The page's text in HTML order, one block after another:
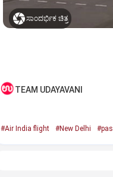
ಸಾಂದರ್ಭಿಕ ಚಿತ್ರ
TEAM UDAYAVANI
#Air India flight #New Delhi